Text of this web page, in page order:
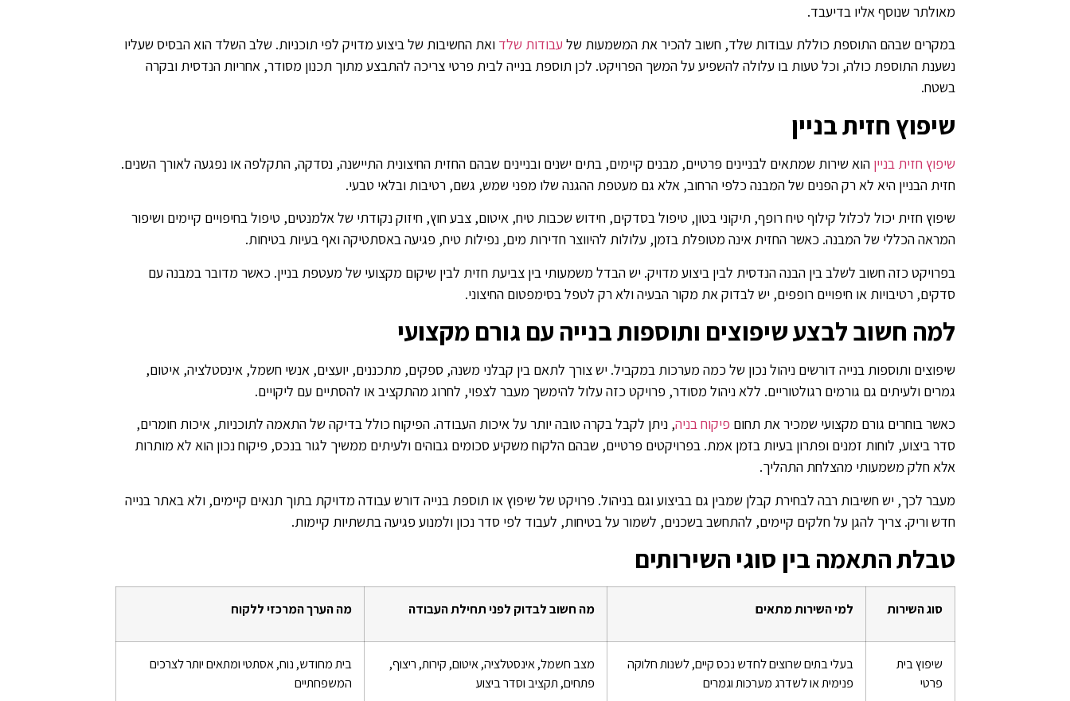
מאולתר שנוסף אליו בדיעבד.
במקרים שבהם התוספת כוללת עבודות שלד, חשוב להכיר את המשמעות של עבודות שלד ואת החשיבות של ביצוע מדויק לפי תוכניות. שלב השלד הוא הבסיס שעליו
נשענת התוספת כולה, וכל טעות בו עלולה להשפיע על המשך הפרויקט. לכן תוספת בנייה לבית פרטי צריכה להתבצע מתוך תכנון מסודר, אחריות הנדסית ובקרה
בשטח.
שיפוץ חזית בניין
שיפוץ חזית בניין הוא שירות שמתאים לבניינים פרטיים, מבנים קיימים, בתים ישנים ובניינים שבהם החזית החיצונית התיישנה, נסדקה, התקלפה או נפגעה לאורך השנים.
חזית הבניין היא לא רק הפנים של המבנה כלפי הרחוב, אלא גם מעטפת ההגנה שלו מפני שמש, גשם, רטיבות ובלאי טבעי.
שיפוץ חזית יכול לכלול קילוף טיח רופף, תיקוני בטון, טיפול בסדקים, חידוש שכבות טיח, איטום, צבע חוץ, חיזוק נקודתי של אלמנטים, טיפול בחיפויים קיימים ושיפור
המראה הכללי של המבנה. כאשר החזית אינה מטופלת בזמן, עלולות להיווצר חדירות מים, נפילות טיח, פגיעה באסתטיקה ואף בעיות בטיחות.
בפרויקט כזה חשוב לשלב בין הבנה הנדסית לבין ביצוע מדויק. יש הבדל משמעותי בין צביעת חזית לבין שיקום מקצועי של מעטפת בניין. כאשר מדובר במבנה עם
סדקים, רטיבויות או חיפויים רופפים, יש לבדוק את מקור הבעיה ולא רק לטפל בסימפטום החיצוני.
למה חשוב לבצע שיפוצים ותוספות בנייה עם גורם מקצועי
שיפוצים ותוספות בנייה דורשים ניהול נכון של כמה מערכות במקביל. יש צורך לתאם בין קבלני משנה, ספקים, מתכננים, יועצים, אנשי חשמל, אינסטלציה, איטום,
גמרים ולעיתים גם גורמים רגולטוריים. ללא ניהול מסודר, פרויקט כזה עלול להימשך מעבר לצפוי, לחרוג מהתקציב או להסתיים עם ליקויים.
כאשר בוחרים גורם מקצועי שמכיר את תחום פיקוח בניה, ניתן לקבל בקרה טובה יותר על איכות העבודה. הפיקוח כולל בדיקה של התאמה לתוכניות, איכות חומרים,
סדר ביצוע, לוחות זמנים ופתרון בעיות בזמן אמת. בפרויקטים פרטיים, שבהם הלקוח משקיע סכומים גבוהים ולעיתים ממשיך לגור בנכס, פיקוח נכון הוא לא מותרות
אלא חלק משמעותי מהצלחת התהליך.
מעבר לכך, יש חשיבות רבה לבחירת קבלן שמבין גם בביצוע וגם בניהול. פרויקט של שיפוץ או תוספת בנייה דורש עבודה מדויקת בתוך תנאים קיימים, ולא באתר בנייה
חדש וריק. צריך להגן על חלקים קיימים, להתחשב בשכנים, לשמור על בטיחות, לעבוד לפי סדר נכון ולמנוע פגיעה בתשתיות קיימות.
טבלת התאמה בין סוגי השירותים
סוג השירות למי השירות מתאים מה חשוב לבדוק לפני תחילת העבודה מה הערך המרכזי ללקוח
שיפוץ בית
פרטי
בעלי בתים שרוצים לחדש נכס קיים, לשנות חלוקה
פנימית או לשדרג מערכות וגמרים
מצב חשמל, אינסטלציה, איטום, קירות, ריצוף,
פתחים, תקציב וסדר ביצוע
בית מחודש, נוח, אסתטי ומתאים יותר לצרכים
המשפחתיים